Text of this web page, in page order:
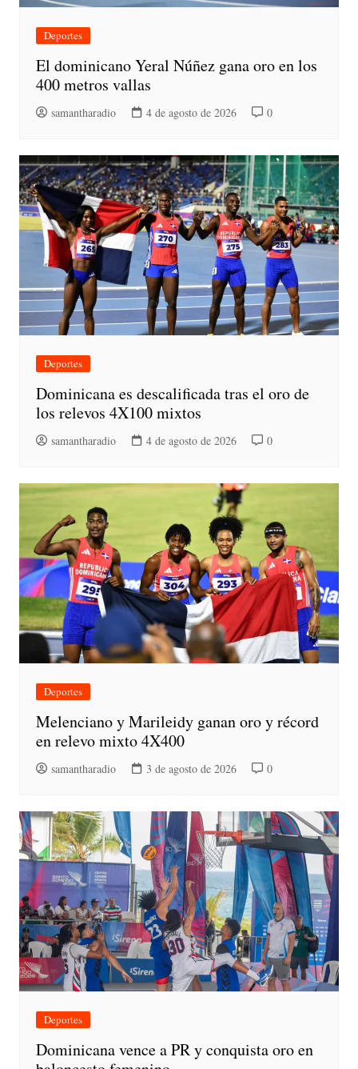
Deportes
El dominicano Yeral Núñez gana oro en los
400 metros vallas
samantharadio 4 de agosto de 2026 0
Deportes
Dominicana es descalificada tras el oro de
los relevos 4X100 mixtos
samantharadio 4 de agosto de 2026 0
Deportes
Melenciano y Marileidy ganan oro y récord
en relevo mixto 4X400
samantharadio 3 de agosto de 2026 0
Deportes
Dominicana vence a PR y conquista oro en